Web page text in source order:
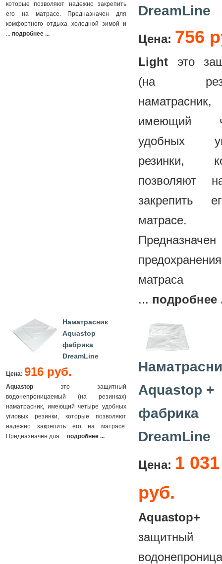
которые позволяют надежно закрепить
его на матрасе. Предназначен для
комфортного отдыха холодной зимой и
... подробнее ...
DreamLine
Цена: 756
Light это
(на
наматрасник,
имеющий
удобных
резинки,
позволяют
закрепить
матрасе.
предохранения
... подробнее
Наматрасник
Aquastop
фабрика
DreamLine
Цена: 916 руб.
Aquastop это защитный
водонепроницаемый (на резинках)
наматрасник, имеющий четыре удобных
угловых резинки, которые позволяют
надежно закрепить его на матрасе.
Предназначен для ... подробнее ...
Aquastop +
фабрика
DreamLine
Цена: 1 031
руб.
Aquastop+
защитный